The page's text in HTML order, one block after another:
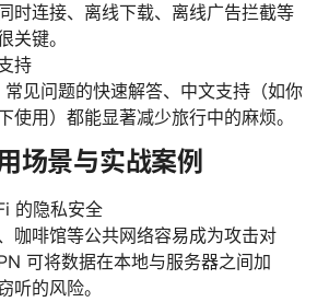
时连接、离线下载、离线广告拦截等
关键。
持
见问题的快速解答、中文支持（如你
使用）都能显著减少旅行中的麻烦。
场景与实战案例
的隐私安全
咖啡馆等公共网络容易成为攻击对
可将数据在本地与服务器之间加
听的风险。